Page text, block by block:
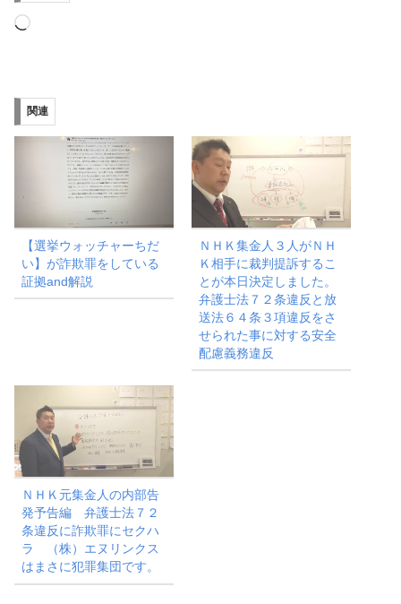
読
み
中…
関連
【選挙ウォッチャーちだ
い】が詐欺罪をしている
証拠and解説
ＮＨＫ集金人３人がＮＨ
Ｋ相手に裁判提訴するこ
とが本日決定しました。
弁護士法７２条違反と放
送法６４条３項違反をさ
せられた事に対する安全
配慮義務違反
ＮＨＫ元集金人の内部告
発予告編 弁護士法７２
条違反に詐欺罪にセクハ
ラ （株）エヌリンクス
はまさに犯罪集団です。